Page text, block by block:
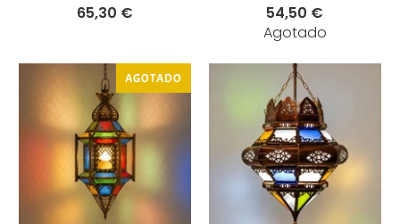
65,30 €
54,50 €
Agotado
AGOTADO